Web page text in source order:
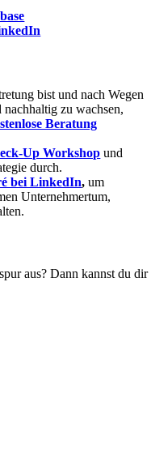
bist und nach Wegen
zu wachsen,
Beratung
Up Workshop und
durch.
bei LinkedIn, um
Unternehmertum,
aus? Dann kannst du dir